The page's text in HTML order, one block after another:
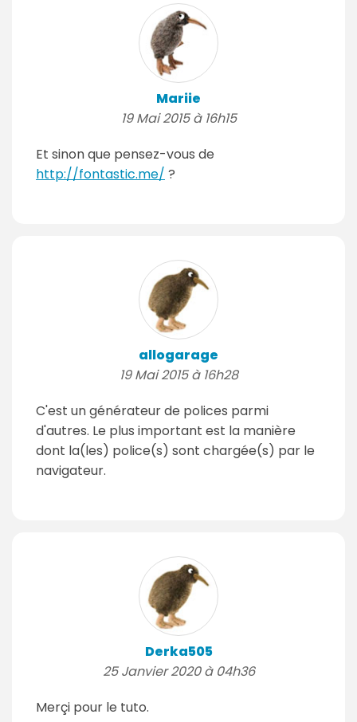
Mariie
19 Mai 2015 à 16h15
Et sinon que pensez-vous de
http://fontastic.me/ ?
allogarage
19 Mai 2015 à 16h28
C'est un générateur de polices parmi
d'autres. Le plus important est la manière
dont la(les) police(s) sont chargée(s) par le
navigateur.
Derka505
25 Janvier 2020 à 04h36
Merçi pour le tuto.